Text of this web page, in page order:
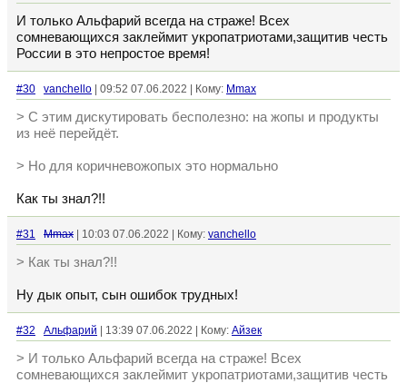
И только Альфарий всегда на страже! Всех
сомневающихся заклеймит укропатриотами,защитив честь
России в это непростое время!
#30 vanchello | 09:52 07.06.2022 | Кому: Mmax
> С этим дискутировать бесполезно: на жопы и продукты
из неё перейдёт.
> Но для коричневожопых это нормально
Как ты знал?!!
#31 Mmax | 10:03 07.06.2022 | Кому: vanchello
> Как ты знал?!!
Ну дык опыт, сын ошибок трудных!
#32 Альфарий | 13:39 07.06.2022 | Кому: Айзек
> И только Альфарий всегда на страже! Всех
сомневающихся заклеймит укропатриотами,защитив честь